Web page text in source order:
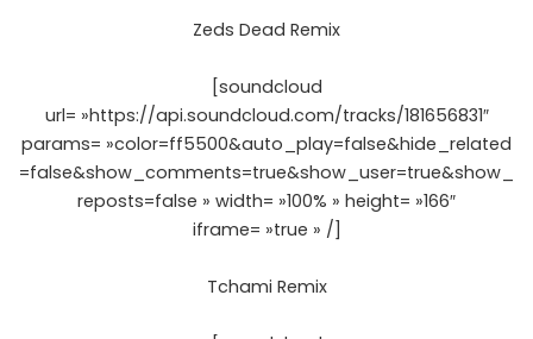
Zeds Dead Remix
[soundcloud
url= »https://api.soundcloud.com/tracks/181656831″
params= »color=ff5500&auto_play=false&hide_related
=false&show_comments=true&show_user=true&show_
reposts=false » width= »100% » height= »166″
iframe= »true » /]
Tchami Remix